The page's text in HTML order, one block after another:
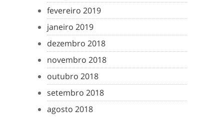
fevereiro 2019
janeiro 2019
dezembro 2018
novembro 2018
outubro 2018
setembro 2018
agosto 2018